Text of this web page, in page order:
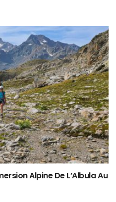
Alpine De L’Albula Au